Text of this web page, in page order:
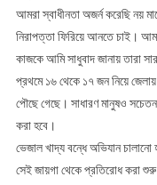
আমরা স্বাধীনতা অজর্ন করেছি নয়
নিরাপত্তা ফিরিয়ে আনতে চাই।
কাজকে আমি সাধুবাদ জানায় তারা
প্রথমে ১৬ থেকে ১৭ জন নিয়ে
পৌছে গেছে। সাধারণ মানুষও
করা হবে।
ভেজাল খাদ্য বন্ধে অভিযান চালানো
সেই জায়গা থেকে প্রতিরোধ করা